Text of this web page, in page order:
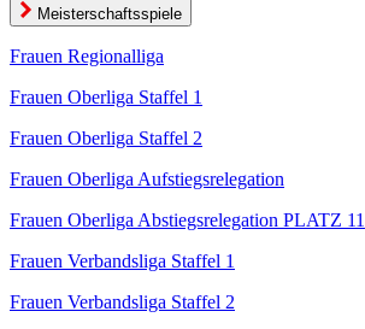
Meisterschaftsspiele
Frauen Regionalliga
Frauen Oberliga Staffel 1
Frauen Oberliga Staffel 2
Frauen Oberliga Aufstiegsrelegation
Frauen Oberliga Abstiegsrelegation PLATZ 11
Frauen Verbandsliga Staffel 1
Frauen Verbandsliga Staffel 2